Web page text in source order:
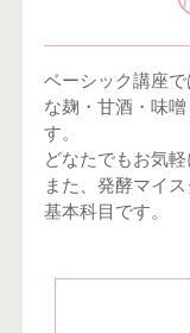
ベーシック講座
な麹・甘酒・味
す。
どなたでもお気
また、発酵マイ
基本科目です。